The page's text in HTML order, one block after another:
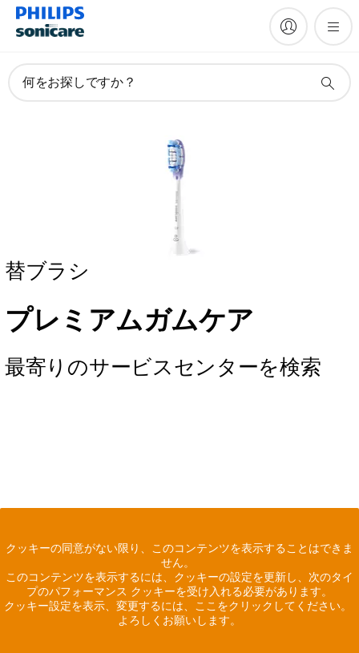
何をお探しですか？
替ブラシ
プレミアムガムケア
最寄りのサービスセンターを検索
クッキーの同意がない限り、このコンテンツを表示することはできま
せん。
このコンテンツを表示するには、クッキーの設定を更新し、次のタイ
プのパフォーマンス クッキーを受け入れる必要があります。
クッキー設定を表示、変更するには、ここをクリックしてください。
よろしくお願いします。